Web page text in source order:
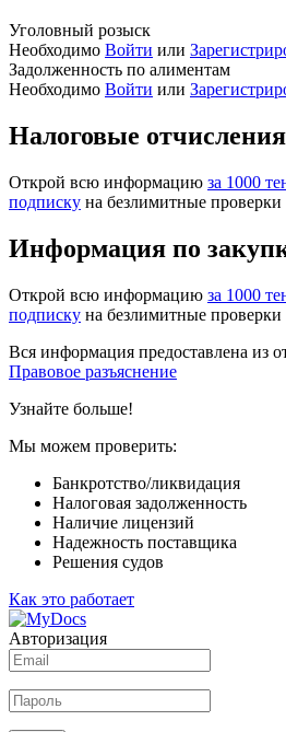
Уголовный розыск
Необходимо Войти или
Задолженность по алиментам
Необходимо Войти или
Налоговые отчисления
Открой всю информацию за 1000
подписку на безлимитные проверки
Информация по
Открой всю информацию за 1000
подписку на безлимитные проверки
Вся информация предоставлена из
Правовое разъяснение
Узнайте больше!
Мы можем проверить:
Банкротство/ликвидация
Налоговая задолженность
Наличие лицензий
Надежность поставщика
Решения судов
Как это работает
Авторизация